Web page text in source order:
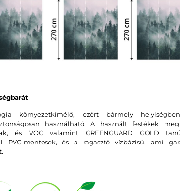
környezetkímélő, ezért bármely
használható. A használt festékek
és VOC valamint GREENGUARD GOLD
PVC-mentesek, és a ragasztó vízbázisú, ami